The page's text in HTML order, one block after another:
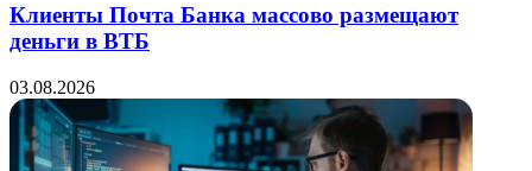
Клиенты Почта Банка массово размещают
деньги в ВТБ
03.08.2026